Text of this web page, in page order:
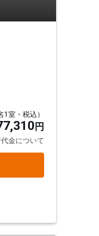
室・税込）
円
金について